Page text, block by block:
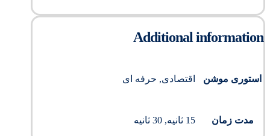
Additional information
استوری موشن اقتصادی, حرفه ای
مدت زمان 15 ثانیه, 30 ثانیه